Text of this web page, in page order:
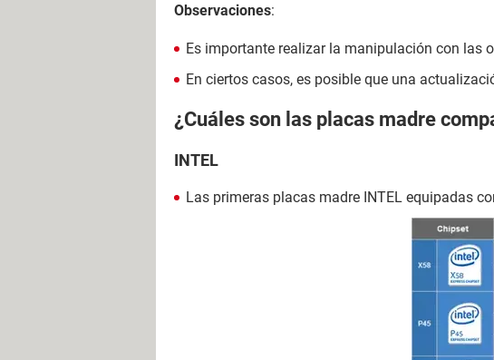
Observaciones:
Es importante realizar la manipulación con las
En ciertos casos, es posible que una
¿Cuáles son las placas madre
INTEL
Las primeras placas madre INTEL equipadas